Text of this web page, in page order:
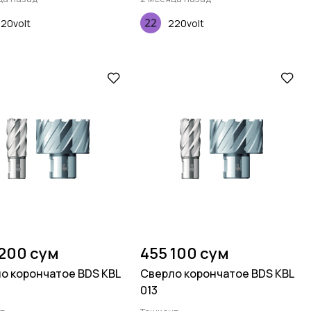
220volt
сум
корончатое BDS KBL
455 100 сум
Сверло корончатое BDS KBL
013